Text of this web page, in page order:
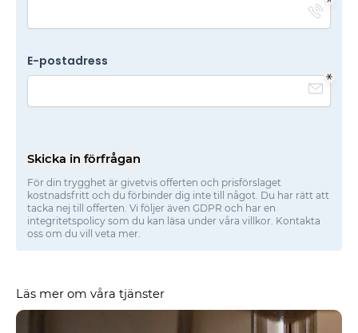
E-postadress
Skicka in förfrågan
För din trygghet är givetvis offerten och prisförslaget
kostnadsfritt och du förbinder dig inte till något. Du har rätt att
tacka nej till offerten. Vi följer även GDPR och har en
integritetspolicy som du kan läsa under våra villkor. Kontakta
oss om du vill veta mer.
Läs mer om våra tjänster